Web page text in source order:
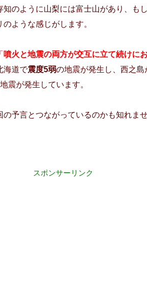
のように山梨には富士山があり、も
ような感じがします。
噴火と地震の両方が交互に立て続けに
海道で震度5弱の地震が発生し、西之島
震が発生しています。
予言とつながっているのかも知れませ
スポンサーリンク